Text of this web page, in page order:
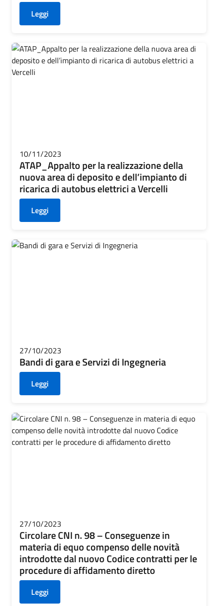
Leggi
10/11/2023
ATAP_Appalto per la realizzazione della
nuova area di deposito e dell’impianto di
ricarica di autobus elettrici a Vercelli
Leggi
27/10/2023
Bandi di gara e Servizi di Ingegneria
Leggi
27/10/2023
Circolare CNI n. 98 – Conseguenze in
materia di equo compenso delle novità
introdotte dal nuovo Codice contratti per le
procedure di affidamento diretto
Leggi